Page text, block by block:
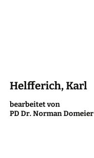
Helfferich, Karl
bearbei­tet von
PD Dr. Norman Domeier